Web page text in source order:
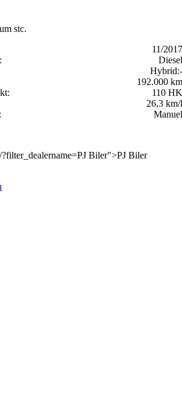
stc.
11/2017
Diesel
Hybrid:-
192.000 km
110 HK
26,3 km/l
Manuel
Biler">PJ Biler